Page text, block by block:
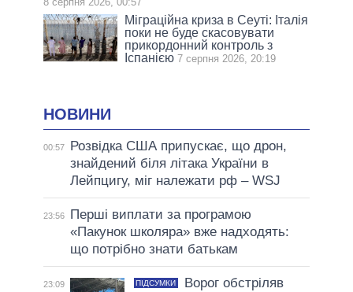
Міграційна криза в Сеуті: Італія
поки не буде скасовувати
прикордонний контроль з
Іспанією 7 серпня 2026, 20:19
НОВИНИ
00:57
Розвідка США припускає, що дрон,
знайдений біля літака України в
Лейпцигу, міг належати рф – WSJ
23:56
Перші виплати за програмою
«Пакунок школяра» вже надходять:
що потрібно знати батькам
23:09 ПІДСУМКИ
Ворог обстріляв